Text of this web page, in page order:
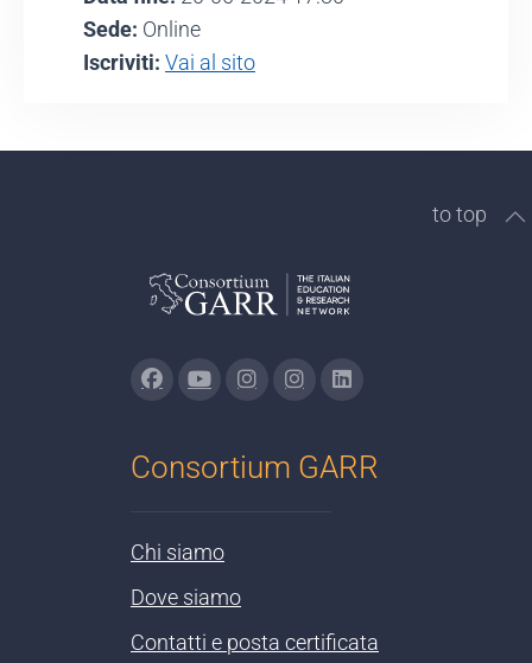
Sede: Online
Iscriviti: Vai al sito
to top
Consortium GARR
Chi siamo
Dove siamo
Contatti e posta certificata